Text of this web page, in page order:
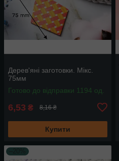
Дерев'яні заготовки. Мікс.
75мм
Готово до відправки 1194 од.
6,53 ₴ 8,16 ₴
Купити